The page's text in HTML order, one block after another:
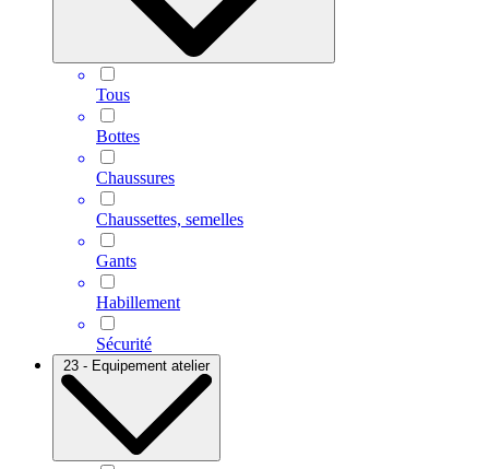
Tous
Bottes
Chaussures
Chaussettes, semelles
Gants
Habillement
Sécurité
23 - Equipement atelier